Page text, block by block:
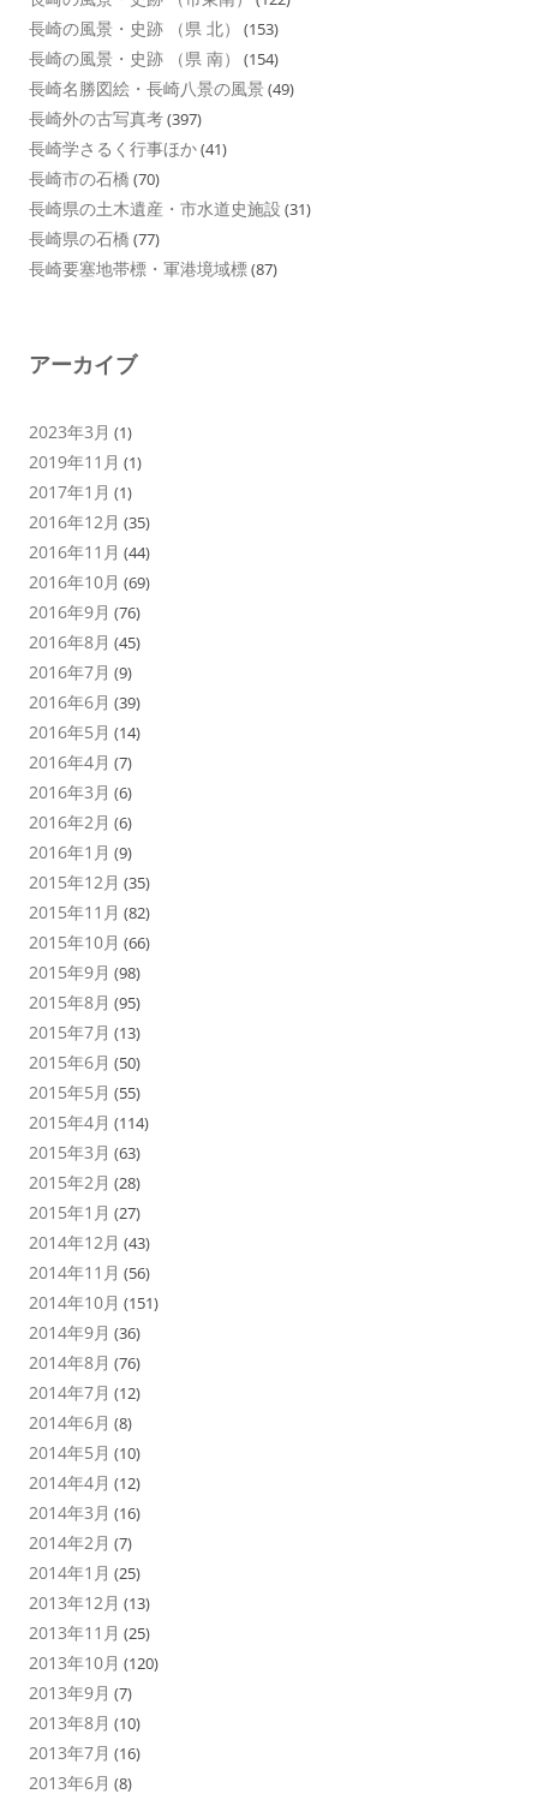
長崎の風景・史跡 （県 北） (153)
長崎の風景・史跡 （県 南） (154)
長崎名勝図絵・長崎八景の風景 (49)
長崎外の古写真考(397)
長崎学さるく行事ほか(41)
長崎市の石橋 (70)
長崎県の土木遺産・市水道史施設 (31)
長崎県の石橋 (77)
長崎要塞地帯標・軍港境域標(87)
アーカイブ
2023年3月 (1)
2019年11月 (1)
2017年1月 (1)
2016年12月 (35)
2016年11月 (44)
2016年10月 (69)
2016年9月 (76)
2016年8月 (45)
2016年7月 (9)
2016年6月 (39)
2016年5月 (14)
2016年4月 (7)
2016年3月 (6)
2016年2月 (6)
2016年1月 (9)
2015年12月 (35)
2015年11月 (82)
2015年10月 (66)
2015年9月 (98)
2015年8月 (95)
2015年7月 (13)
2015年6月 (50)
2015年5月 (55)
2015年4月 (114)
2015年3月 (63)
2015年2月 (28)
2015年1月 (27)
2014年12月 (43)
2014年11月 (56)
2014年10月 (151)
2014年9月 (36)
2014年8月 (76)
2014年7月 (12)
2014年6月 (8)
2014年5月 (10)
2014年4月 (12)
2014年3月 (16)
2014年2月 (7)
2014年1月 (25)
2013年12月 (13)
2013年11月 (25)
2013年10月 (120)
2013年9月 (7)
2013年8月 (10)
2013年7月 (16)
2013年6月 (8)